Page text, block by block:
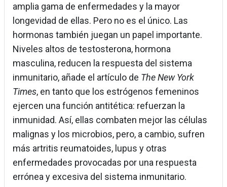
amplia gama de enfermedades y la mayor
longevidad de ellas. Pero no es el único. Las
hormonas también juegan un papel importante.
Niveles altos de testosterona, hormona
masculina, reducen la respuesta del sistema
inmunitario, añade el artículo de The New York
Times, en tanto que los estrógenos femeninos
ejercen una función antitética: refuerzan la
inmunidad. Así, ellas combaten mejor las células
malignas y los microbios, pero, a cambio, sufren
más artritis reumatoides, lupus y otras
enfermedades provocadas por una respuesta
errónea y excesiva del sistema inmunitario.